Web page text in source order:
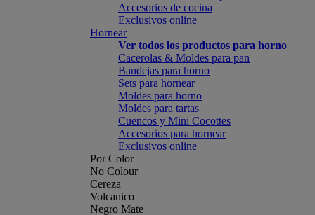
Accesorios de cocina
Exclusivos online
Hornear
Ver todos los productos para horno
Cacerolas & Moldes para pan
Bandejas para horno
Sets para hornear
Moldes para horno
Moldes para tartas
Cuencos y Mini Cocottes
Accesorios para hornear
Exclusivos online
Por Color
No Colour
Cereza
Volcanico
Negro Mate